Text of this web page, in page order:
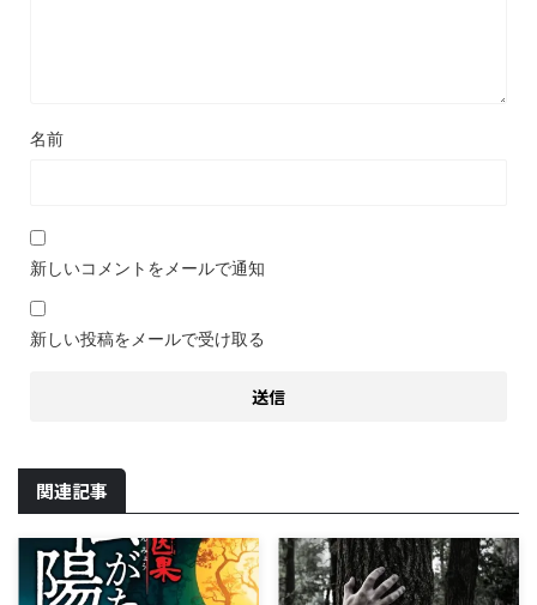
名前
新しいコメントをメールで通知
新しい投稿をメールで受け取る
関連記事